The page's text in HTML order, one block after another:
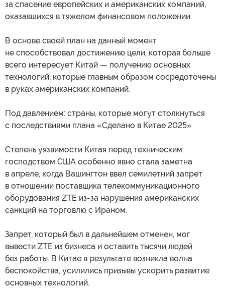
за спасение европейских и американских компаний,
оказавшихся в тяжелом финансовом положении.
В основе своей план на данный момент
не способствовал достижению цели, которая больше
всего интересует Китай — получению основных
технологий, которые главным образом сосредоточены
в руках американских компаний.
Под давлением: страны, которые могут столкнуться
с последствиями плана «Сделано в Китае 2025»
Степень уязвимости Китая перед техническим
господством США особенно явно стала заметна
в апреле, когда Вашингтон ввел семилетний запрет
в отношении поставщика телекоммуникационного
оборудования ZTE из-за нарушения американских
санкций на торговлю с Ираном.
Запрет, который был в дальнейшем отменен, мог
вывести ZTE из бизнеса и оставить тысячи людей
без работы. В Китае в результате возникла волна
беспокойства, усилились призывы ускорить развитие
основных технологий.